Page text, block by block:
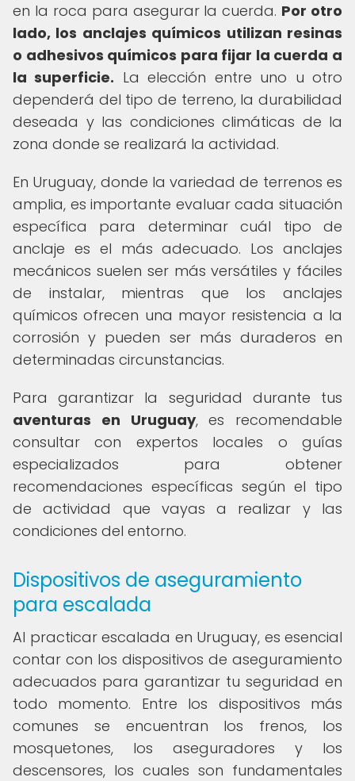
en la roca para asegurar la cuerda. Por otro
lado, los anclajes químicos utilizan resinas
o adhesivos químicos para fijar la cuerda a
la superficie. La elección entre uno u otro
dependerá del tipo de terreno, la durabilidad
deseada y las condiciones climáticas de la
zona donde se realizará la actividad.
En Uruguay, donde la variedad de terrenos es
amplia, es importante evaluar cada situación
específica para determinar cuál tipo de
anclaje es el más adecuado. Los anclajes
mecánicos suelen ser más versátiles y fáciles
de instalar, mientras que los anclajes
químicos ofrecen una mayor resistencia a la
corrosión y pueden ser más duraderos en
determinadas circunstancias.
Para garantizar la seguridad durante tus
aventuras en Uruguay, es recomendable
consultar con expertos locales o guías
especializados para obtener
recomendaciones específicas según el tipo
de actividad que vayas a realizar y las
condiciones del entorno.
Dispositivos de aseguramiento
para escalada
Al practicar escalada en Uruguay, es esencial
contar con los dispositivos de aseguramiento
adecuados para garantizar tu seguridad en
todo momento. Entre los dispositivos más
comunes se encuentran los frenos, los
mosquetones, los aseguradores y los
descensores, los cuales son fundamentales